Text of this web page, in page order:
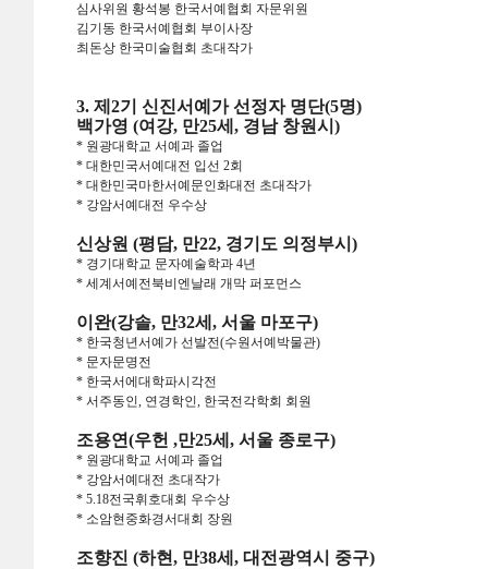
심사위원 황석봉 한국서예협회 자문위원
김기동 한국서예협회 부이사장
최돈상 한국미술협회 초대작가
3. 제2기 신진서예가 선정자 명단(5명)
백가영 (여강, 만25세, 경남 창원시)
* 원광대학교 서예과 졸업
* 대한민국서예대전 입선 2회
* 대한민국마한서예문인화대전 초대작가
* 강암서예대전 우수상
신상원 (평담, 만22, 경기도 의정부시)
* 경기대학교 문자예술학과 4년
* 세계서예전북비엔날래 개막 퍼포먼스
이완(강솔, 만32세, 서울 마포구)
* 한국청년서예가 선발전(수원서예박물관)
* 문자문명전
* 한국서에대학파시각전
* 서주동인, 연경학인, 한국전각학회 회원
조용연(우헌 ,만25세, 서울 종로구)
* 원광대학교 서예과 졸업
* 강암서예대전 초대작가
* 5.18전국휘호대회 우수상
* 소암현중화경서대회 장원
조향진 (하현, 만38세, 대전광역시 중구)